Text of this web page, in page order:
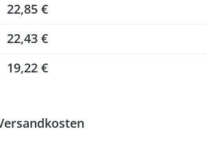
22,85 €
22,43 €
19,22 €